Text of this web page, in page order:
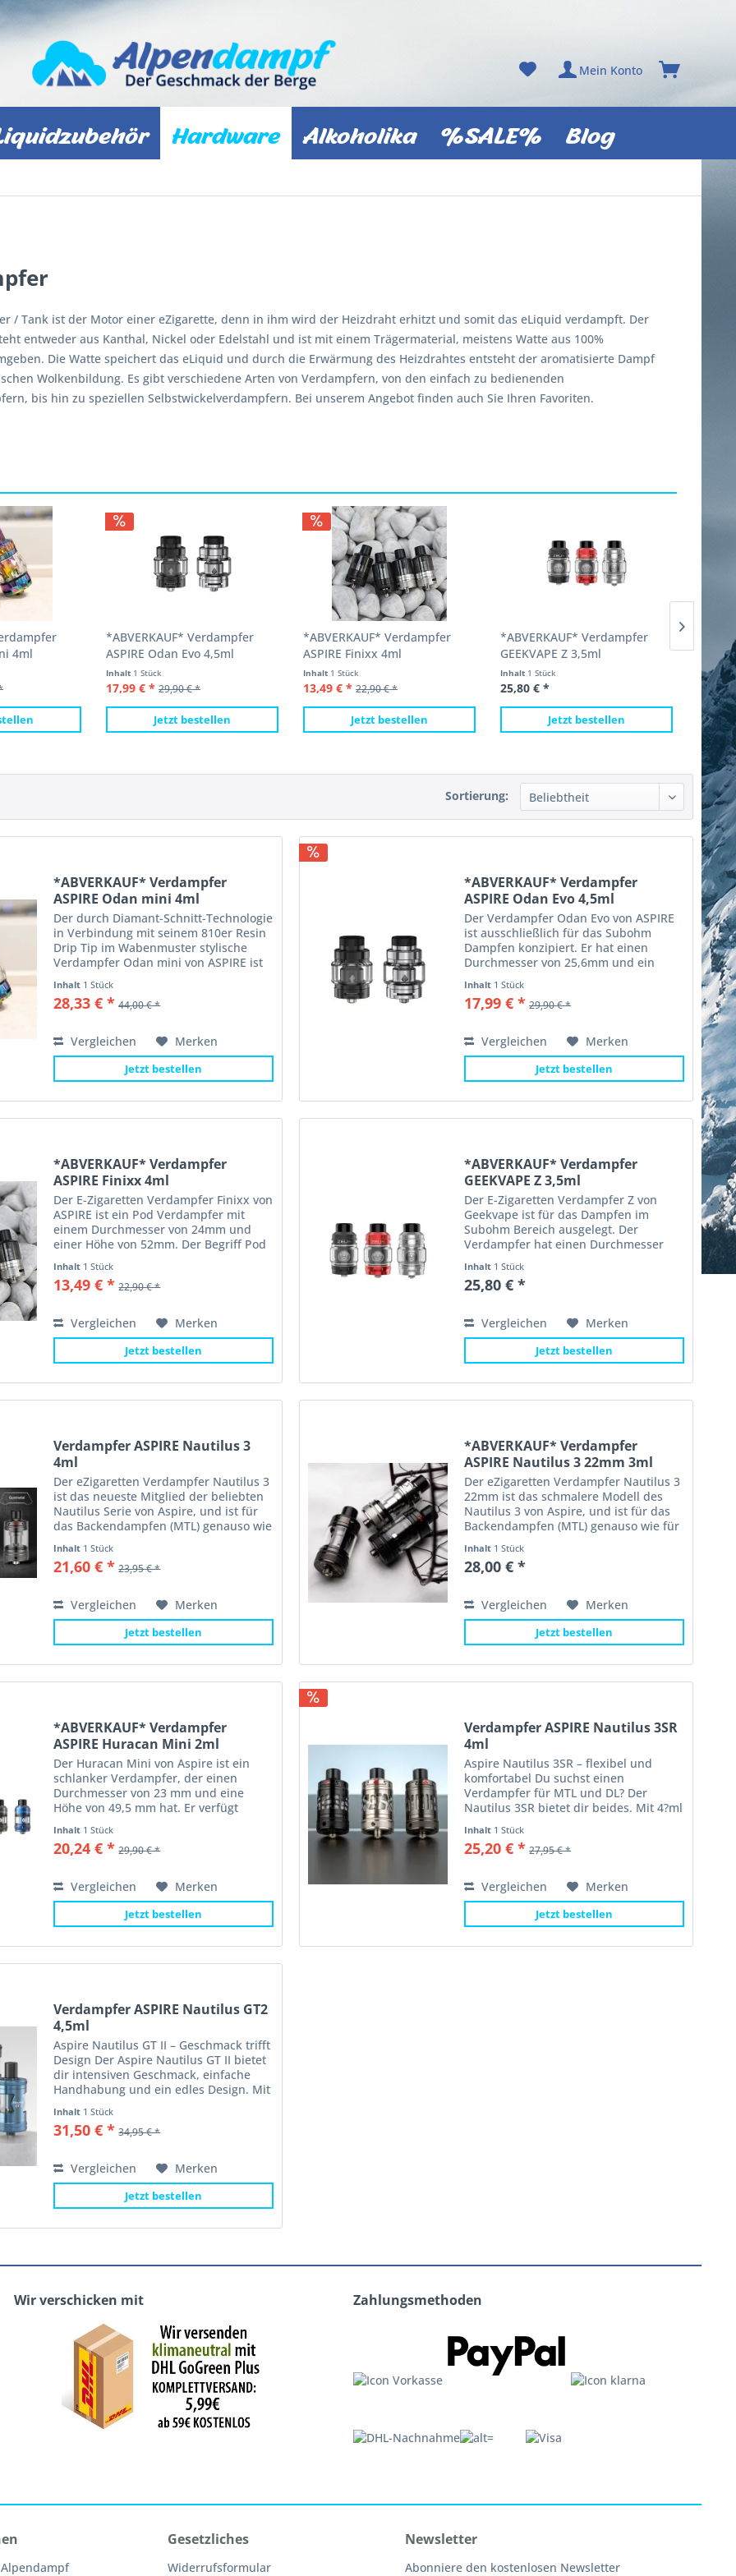
Mein Konto
Hardware Alkoholika %SALE% Blog
/ Tank ist der Motor einer eZigarette, denn in ihm wird der Heizdraht erhitzt und somit das eLiquid verdampft. Der
entweder aus Kanthal, Nickel oder Edelstahl und ist mit einem Trägermaterial, meistens Watte aus 100%
Die Watte speichert das eLiquid und durch die Erwärmung des Heizdrahtes entsteht der aromatisierte Dampf
Wolkenbildung. Es gibt verschiedene Arten von Verdampfern, von den einfach zu bedienenden
bis hin zu speziellen Selbstwickelverdampfern. Bei unserem Angebot finden auch Sie Ihren Favoriten.
4ml
*ABVERKAUF* Verdampfer
ASPIRE Odan Evo 4,5ml
Inhalt 1 Stück
17,99 € * 29,90 € *
Jetzt bestellen
*ABVERKAUF* Verdampfer
ASPIRE Finixx 4ml
Inhalt 1 Stück
13,49 € * 22,90 € *
Jetzt bestellen
*ABVERKAUF* Verdampfer
GEEKVAPE Z 3,5ml
Inhalt 1 Stück
25,80 € *
Jetzt bestellen
Inhalt 1
21,60
Sortierung:
*ABVERKAUF* Verdampfer
ASPIRE Odan mini 4ml
Der durch Diamant-Schnitt-Technologie
in Verbindung mit seinem 810er Resin
Drip Tip im Wabenmuster stylische
Verdampfer Odan mini von ASPIRE ist
Dampfen konzipiert. Er hat einen
Durchmesser von 25mm und ein...
Inhalt 1 Stück
28,33 € * 44,00 € *
Vergleichen Merken
Jetzt bestellen
*ABVERKAUF* Verdampfer
ASPIRE Odan Evo 4,5ml
Der Verdampfer Odan Evo von ASPIRE
ist ausschließlich für das Subohm
Dampfen konzipiert. Er hat einen
Durchmesser von 25,6mm und ein
Filling System wird der Clearomizer
einfach von oben mit eLiquid...
Inhalt 1 Stück
17,99 € * 29,90 € *
Vergleichen Merken
Jetzt bestellen
*ABVERKAUF* Verdampfer
ASPIRE Finixx 4ml
Der E-Zigaretten Verdampfer Finixx von
ASPIRE ist ein Pod Verdampfer mit
einem Durchmesser von 24mm und
einer Höhe von 52mm. Der Begriff Pod
Mundstück (DripTip), die wechselbaren
Coils und der Tank eine...
Inhalt 1 Stück
13,49 € * 22,90 € *
Vergleichen Merken
Jetzt bestellen
*ABVERKAUF* Verdampfer
GEEKVAPE Z 3,5ml
Der E-Zigaretten Verdampfer Z von
Geekvape ist für das Dampfen im
Subohm Bereich ausgelegt. Der
Verdampfer hat einen Durchmesser
Mundstück (DripTip) hoch. Der
Geekvape Z Subohm Verdampfer
Inhalt 1 Stück
25,80 € *
Vergleichen Merken
Jetzt bestellen
Verdampfer ASPIRE Nautilus 3
4ml
Der eZigaretten Verdampfer Nautilus 3
ist das neueste Mitglied der beliebten
Nautilus Serie von Aspire, und ist für
das Backendampfen (MTL) genauso wie
geeignet. Der Verdampfer hat eine
Höhe von 48,5 mm und...
Inhalt 1 Stück
21,60 € * 23,95 € *
Vergleichen Merken
Jetzt bestellen
*ABVERKAUF* Verdampfer
ASPIRE Nautilus 3 22mm 3ml
Der eZigaretten Verdampfer Nautilus 3
22mm ist das schmalere Modell des
Nautilus 3 von Aspire, und ist für das
Backendampfen (MTL) genauso wie für
Der Verdampfer hat eine Höhe von 53,5
mm und einen...
Inhalt 1 Stück
28,00 € *
Vergleichen Merken
Jetzt bestellen
*ABVERKAUF* Verdampfer
ASPIRE Huracan Mini 2ml
Der Huracan Mini von Aspire ist ein
schlanker Verdampfer, der einen
Durchmesser von 23 mm und eine
Höhe von 49,5 mm hat. Er verfügt
Airflow, und der Tank bietet ein
Fassungsvermögen von 2ml, das durch
Inhalt 1 Stück
20,24 € * 29,90 € *
Vergleichen Merken
Jetzt bestellen
Verdampfer ASPIRE Nautilus 3SR
4ml
Aspire Nautilus 3SR – flexibel und
komfortabel Du suchst einen
Verdampfer für MTL und DL? Der
Nautilus 3SR bietet dir beides. Mit 4?ml
Airflow passt du dein Dampferlebnis
ganz einfach an. Dank...
Inhalt 1 Stück
25,20 € * 27,95 € *
Vergleichen Merken
Jetzt bestellen
Verdampfer ASPIRE Nautilus GT2
4,5ml
Aspire Nautilus GT II – Geschmack trifft
Design Der Aspire Nautilus GT II bietet
dir intensiven Geschmack, einfache
Handhabung und ein edles Design. Mit
Dampfen ohne ständiges Nachfüllen.
Das...
Inhalt 1 Stück
31,50 € * 34,95 € *
Vergleichen Merken
Jetzt bestellen
Wir verschicken mit Zahlungsmethoden
Gesetzliches
Widerrufsformular
Newsletter
Abonniere den kostenlosen Newsletter